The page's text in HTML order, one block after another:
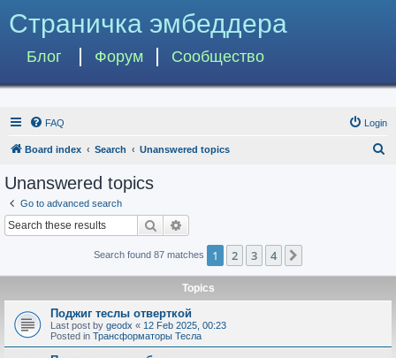
Страничка эмбеддера
Блог Форум Сообщество
FAQ Login
Board index Search Unanswered topics
Unanswered topics
Go to advanced search
Search
Search found 87 matches 1 2 3 4
Topics
Поджиг теслы отверткой
Last post by geodx « 12 Feb 2025, 00:23
Posted in Трансформаторы Тесла